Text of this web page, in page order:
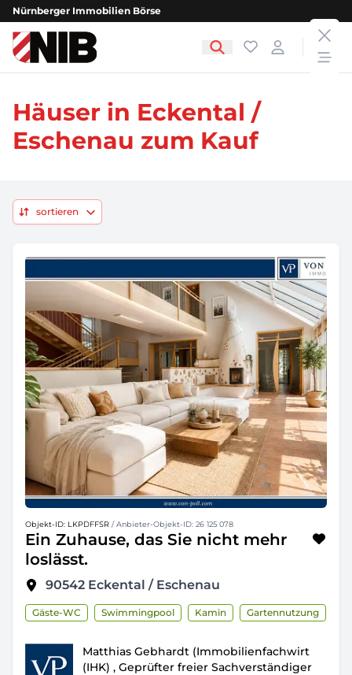
Nürnberger Immobilien Börse
NIB - Nürnberger Immobilien Börse Favoriten
Login
Häuser in Eckental /
Eschenau zum Kauf
sortieren
Objekt-ID: LKPDFFSR / Anbieter-Objekt-ID: 26 125 078
Ein Zuhause, das Sie nicht mehr
loslässt.
90542 Eckental / Eschenau
Gäste-WC Swimmingpool Kamin Gartennutzung
Matthias Gebhardt (Immobilienfachwirt
(IHK) , Geprüfter freier Sachverständiger